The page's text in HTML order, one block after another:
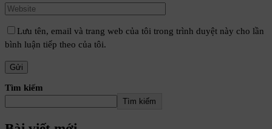
Lưu tên, email và trang web của tôi trong trình duyệt này cho lần
bình luận tiếp theo của tôi.
Tìm kiếm
Tìm kiếm